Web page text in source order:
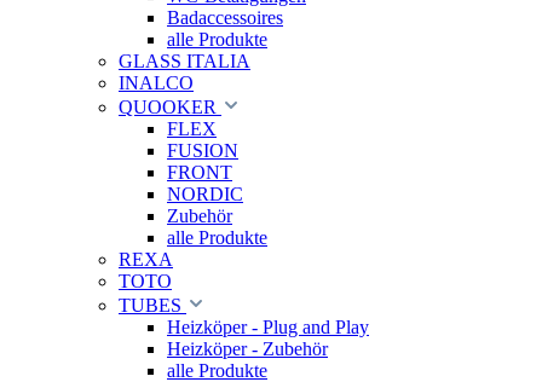
Badaccessoires
alle Produkte
GLASS ITALIA
INALCO
QUOOKER
FLEX
FUSION
FRONT
NORDIC
Zubehör
alle Produkte
REXA
TOTO
TUBES
Heizköper - Plug and Play
Heizköper - Zubehör
alle Produkte